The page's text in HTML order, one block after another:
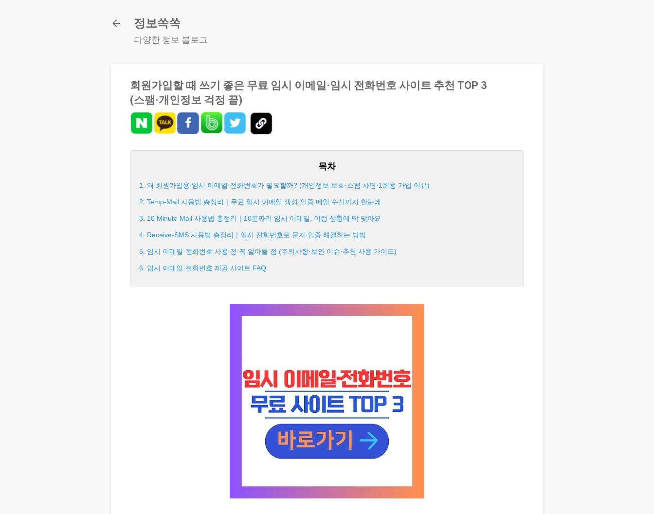
정보쏙쏙
다양한 정보 블로그
회원가입할 때 쓰기 좋은 무료 임시 이메일·임시 전화번호 사이트 추천 TOP 3
(스팸·개인정보 걱정 끝)
1. 왜 회원가입용 임시 이메일·전화번호가 필요할까? (개인정보 보호·스팸 차단·1회용 가입 이유)
2. Temp-Mail 사용법 총정리｜무료 임시 이메일 생성·인증 메일 수신까지 한눈에
3. 10 Minute Mail 사용법 총정리｜10분짜리 임시 이메일, 이런 상황에 딱 맞아요
4. Receive-SMS 사용법 총정리｜임시 전화번호로 문자 인증 해결하는 방법
5. 임시 이메일·전화번호 사용 전 꼭 알아둘 점 (주의사항·보안 이슈·추천 사용 가이드)
6. 임시 이메일·전화번호 제공 사이트 FAQ